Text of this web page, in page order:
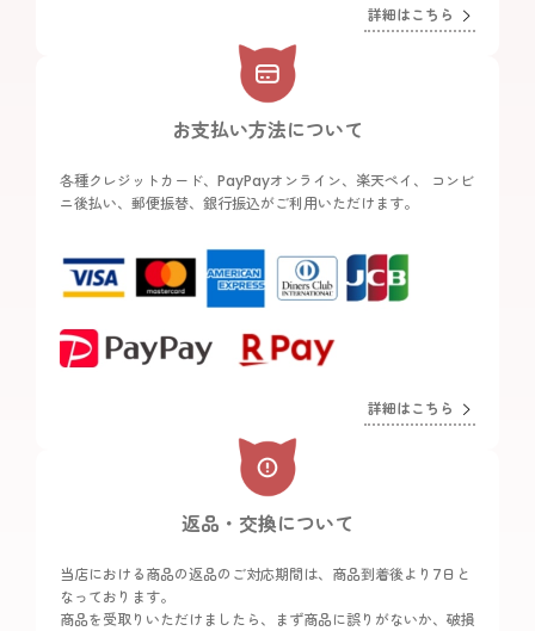
詳細はこちら
お支払い方法について
各種クレジットカード、PayPayオンライン、楽天ペイ、 コンビ
ニ後払い、郵便振替、銀行振込がご利用いただけます。
詳細はこちら
返品・交換について
当店における商品の返品のご対応期間は、商品到着後より7日と
なっております。
商品を受取りいただけましたら、まず商品に誤りがないか、破損